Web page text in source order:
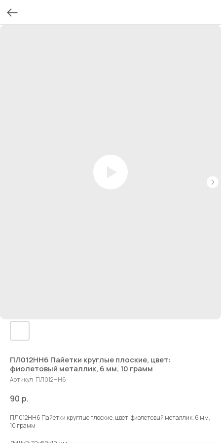
ПЛ012НН6 Пайетки круглые плоские, цвет:
фиолетовый металлик, 6 мм, 10 грамм
Артикул: ПЛ012НН6
90 р.
ПЛ012НН6 Пайетки круглые плоские, цвет: фиолетовый металлик, 6 мм,
10 грамм